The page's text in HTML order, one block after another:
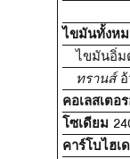
ไขมันทั้งห
ไขมันอิ่ม
ทรานส์อ้
คอเลสเตอ
โซเดียม
คาร์โบไฮเ